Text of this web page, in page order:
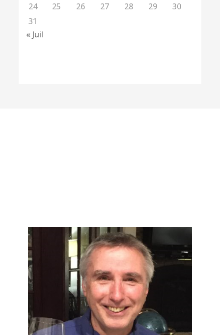
24
25 26 27 28 29
30
31
« Juil